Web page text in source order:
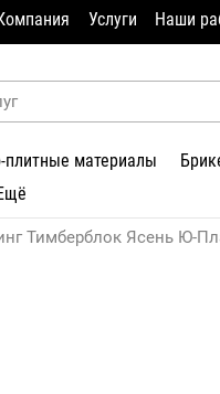
Услуги Наши
плитные материалы
Тимберблок Ясень Ю-